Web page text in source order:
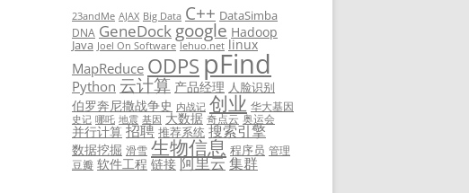
23andMe AJAX Big Data C++ DataSimba
DNA GeneDock google Hadoop
Java Joel On Software lehuo.net linux
MapReduce ODPS pFind
Python 云计算 产品经理 人脸识别
伯罗奔尼撒战争史 内战记 创业 华大基因
史记 哪吒 地震 基因 大数据 奇点云 奥运会
并行计算 招聘 推荐系统 搜索引擎
数据挖掘 滑雪 生物信息 程序员 管理
豆瓣 软件工程 链接 阿里云集群